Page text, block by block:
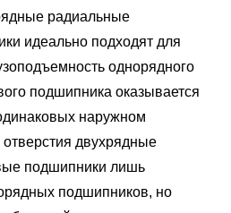
радиальные
идеально подходят для
однорядного
подшипника оказывается
наружном
двухрядные
подшипники лишь
подшипников, но